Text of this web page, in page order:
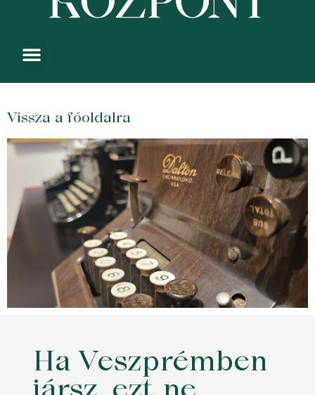
Vissza a főoldalra
Ha Veszprémben